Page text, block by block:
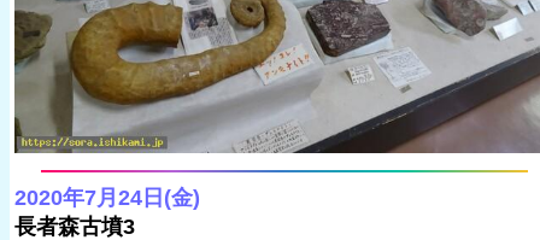
2020年7月24日(金)
長者森古墳3